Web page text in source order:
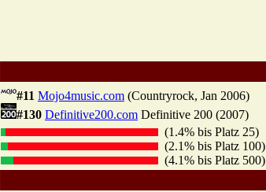
#11 Mojo4music.com(Countryrock, Jan 2006)
#130 Definitive200.comDefinitive 200 (2007)
(1.4% bis Platz 25)
(2.1% bis Platz 100)
(4.1% bis Platz 500)